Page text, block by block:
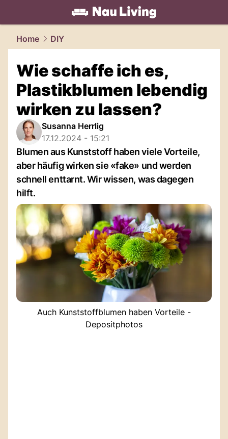
living.NAU.ch
Home DIY
Wie schaffe ich es,
Plastikblumen lebendig
wirken zu lassen?
Susanna Herrlig
17.12.2024 - 15:21
Blumen aus Kunststoff haben viele Vorteile,
aber häufig wirken sie «fake» und werden
schnell enttarnt. Wir wissen, was dagegen
hilft.
Auch Kunststoffblumen haben Vorteile -
Depositphotos